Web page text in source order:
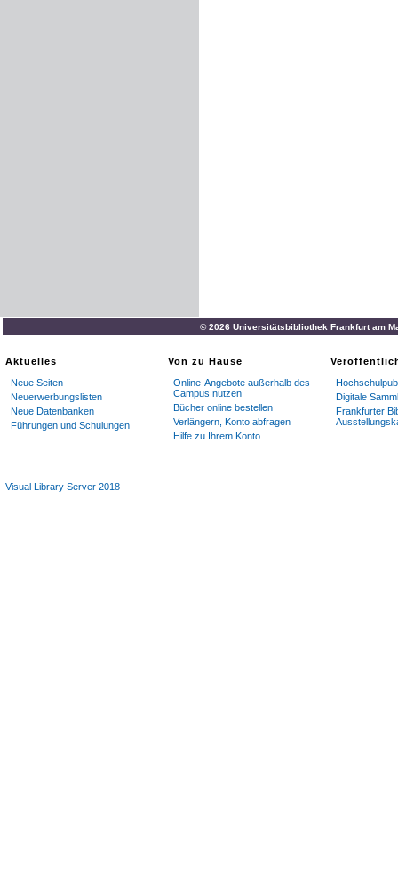
© 2026 Universitätsbibliothek Frankfurt am
Aktuelles
Neue Seiten
Neuerwerbungslisten
Neue Datenbanken
Führungen und Schulungen
Von zu Hause
Online-Angebote außerhalb des
Campus nutzen
Bücher online bestellen
Verlängern, Konto abfragen
Hilfe zu Ihrem Konto
Digitale
Frankfurter
Visual Library Server 2018